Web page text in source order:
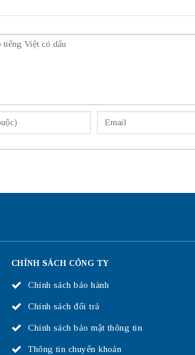
CHÍNH SÁCH CÔNG TY
Chính sách bảo hành
Chính sách đổi trả
Chính sách bảo mật thông tin
Thông tin chuyển khoản